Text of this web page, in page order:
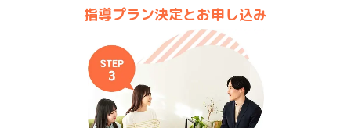
指導プラン決定とお申し込み